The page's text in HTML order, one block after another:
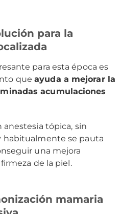
para la
para esta época es
queayuda a mejorar la
acumulaciones
anestesia tópica, sin
habitualmente se pauta
una mejora
de la piel.
mamaria